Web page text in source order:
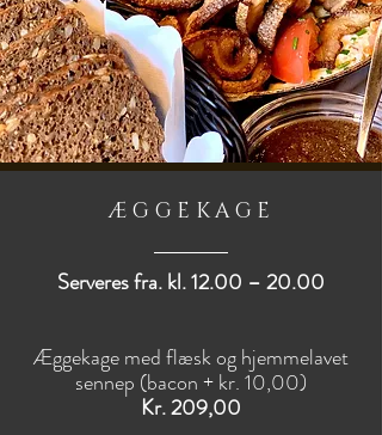
ÆGGEKAGE
Serveres fra. kl. 12.00 – 20.00
Æggekage med flæsk og hjemmelavet
sennep (bacon + kr. 10,00)
Kr. 209,00